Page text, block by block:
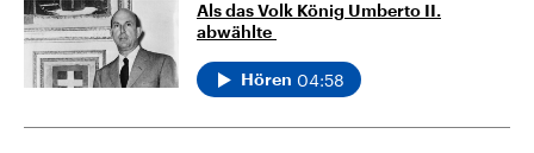
Als das Volk König Umberto II.
abwählte
Hören 04:58